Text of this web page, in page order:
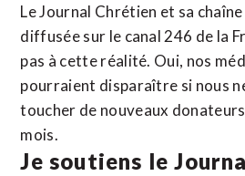
Le Journal Chrétien et sa
diffusée sur le canal 246 de la
pas à cette réalité. Oui, nos
pourraient disparaître si nous
toucher de nouveaux
mois.
Je soutiens le